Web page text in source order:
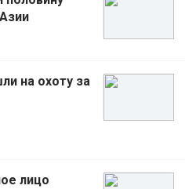
на охоту за
лицо